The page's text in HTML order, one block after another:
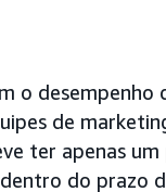
o desempenho
de
ter apenas um
do prazo